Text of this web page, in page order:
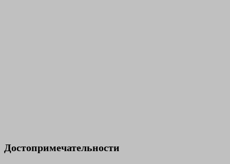
Достопримечательности